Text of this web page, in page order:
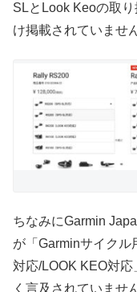
SLとLook Keoの取
け掲載されていませ
ちなみにGarmin
が「Garminサイク
対応/LOOK KEO対
く言及されていませ